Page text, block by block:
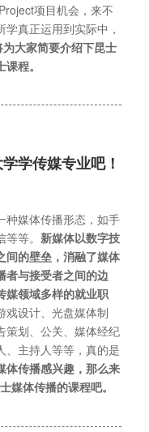
项目机会，来不
真正运用到实际中，
大家简要介绍下昆士
程。
学传媒专业吧！
种媒体传播形态，如手
等。 新媒体以数字技
间的壁垒，消融了媒体
者与接受者之间的边
媒领域多样的就业职
戏设计、光盘媒体制
策划、公关、媒体经纪
、主持人等等，真的是
体传播感兴趣，那么来
媒体传播的课程吧。